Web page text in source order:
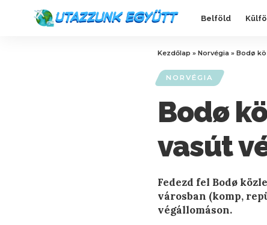
Belföld
Kezdőlap » Norvégia » Bodø
NORVÉGIA
Bodø
vasút
Fedezd fel Bodø
városban (komp,
végállomáson.